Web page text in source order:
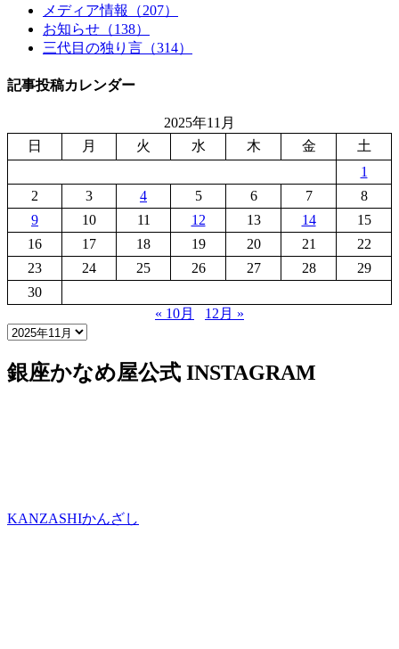
メディア情報（207）
お知らせ（138）
三代目の独り言（314）
記事投稿カレンダー
2025年11月
日
月 火 水 木 金
土
1
2
3 4 5 6 7
8
9
10 11 12 13 14
15
16
17 18 19 20 21
22
23
24 25 26 27 28
29
30
« 10月
12月 »
銀座かなめ屋公式 INSTAGRAM
KANZASHIかんざし